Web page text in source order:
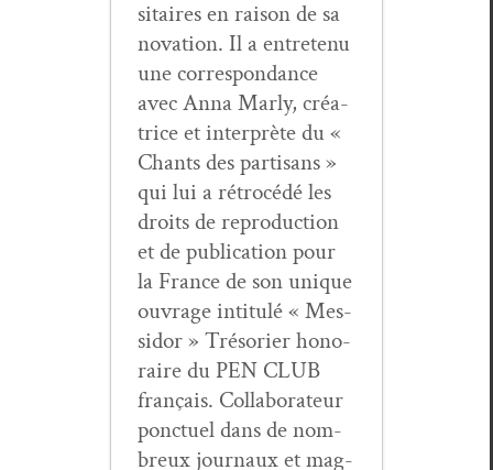
si­taires en rai­son de sa
nova­tion. Il a entretenu
une cor­re­spon­dance
avec Anna Marly, créa­
trice et inter­prète du «
Chants des par­ti­sans »
qui lui a rétrocédé les
droits de repro­duc­tion
et de pub­li­ca­tion pour
la France de son unique
ouvrage inti­t­ulé « Mes­
si­dor » Tré­sori­er hon­o­
raire du PEN CLUB
français. Col­lab­o­ra­teur
ponctuel dans de nom­
breux jour­naux et mag­